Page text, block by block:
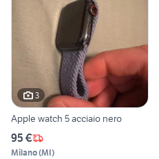
3
Apple watch 5 acciaio nero
95 €
Milano(MI)